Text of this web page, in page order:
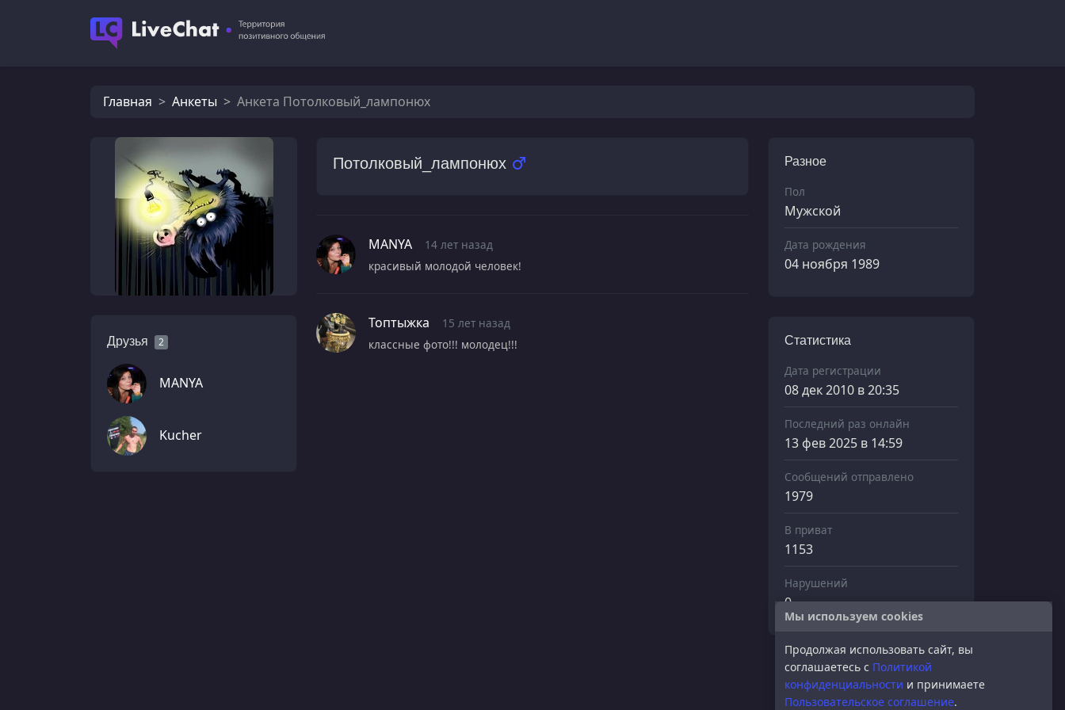
Главная Анкеты Анкета Потолковый_лампонюх
Друзья 2
MANYA
Kucher
Потолковый_лампонюх
MANYA
14 лет назад
красивый молодой человек!
Топтыжка
15 лет назад
классные фото!!! молодец!!!
Разное
Пол
Мужской
Дата рождения
04 ноября 1989
Статистика
Дата регистрации
08 дек 2010 в 20:35
Последний раз онлайн
13 фев 2025 в 14:59
Сообщений отправлено
1979
В приват
1153
Нарушений
0
Мы используем cookies
Продолжая использовать сайт, вы
соглашаетесь с Политикой
конфиденциальности и принимаете
Пользовательское соглашение.